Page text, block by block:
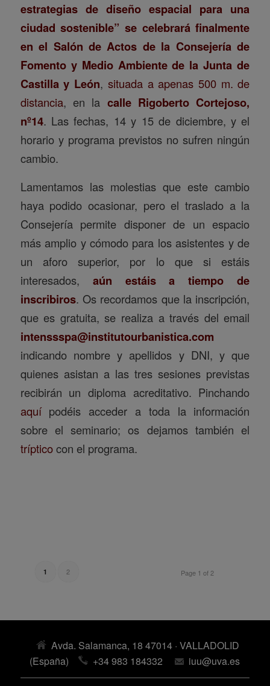
estrategias de diseño espacial para una
ciudad sostenible” se celebrará finalmente
en el Salón de Actos de la Consejería de
Fomento y Medio Ambiente de la Junta de
Castilla y León, situada a apenas 500 m. de
distancia, en la calle Rigoberto Cortejoso,
nº14. Las fechas, 14 y 15 de diciembre, y el
horario y programa previstos no sufren ningún
cambio.
Lamentamos las molestias que este cambio
haya podido ocasionar, pero el traslado a la
Consejería permite disponer de un espacio
más amplio y cómodo para los asistentes y de
un aforo superior, por lo que si estáis
interesados, aún estáis a tiempo de
inscribiros. Os recordamos que la inscripción,
que es gratuita, se realiza a través del email
intenssspa@institutourbanistica.com
indicando nombre y apellidos y DNI, y que
quienes asistan a las tres sesiones previstas
recibirán un diploma acreditativo. Pinchando
aquípodéis acceder a toda la información
sobre el seminario; os dejamos también el
trípticocon el programa.
Page 1 of 2
1 2
Avda. Salamanca, 18 47014 · VALLADOLID
(España)
+34 983 184332 iuu@uva.es